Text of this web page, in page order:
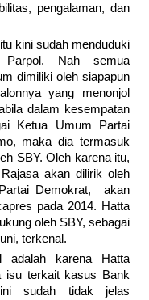
pengalaman, dan
kini sudah menduduki
Nah semua
dimiliki oleh siapapun
yang menonjol
dalam kesempatan
Ketua Umum Partai
maka dia termasuk
SBY. Oleh karena itu,
akan dilirik oleh
Demokrat, akan
pada 2014. Hatta
oleh SBY, sebagai
terkenal.
adalah karena Hatta
isu terkait kasus Bank
sudah tidak jelas